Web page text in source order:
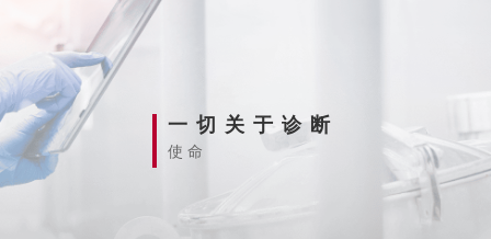
一切关于诊断
使命